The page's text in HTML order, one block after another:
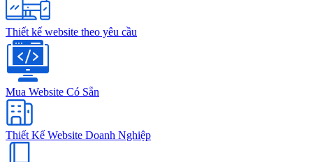
Thiết kế website theo yêu cầu
Mua Website Có Sẵn
Thiết Kế Website Doanh Nghiệp